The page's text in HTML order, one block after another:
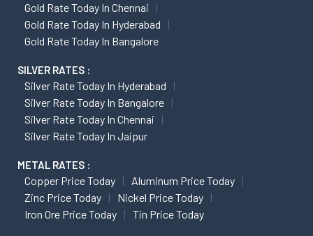
Gold Rate Today In Chennai
Gold Rate Today In Hyderabad
Gold Rate Today In Bangalore
SILVER RATES :
Silver Rate Today In Hyderabad
Silver Rate Today In Bangalore
Silver Rate Today In Chennai
Silver Rate Today In Jaipur
METAL RATES :
Copper Price Today
Aluminum Price Today
Zinc Price Today
Nickel Price Today
Iron Ore Price Today
Tin Price Today